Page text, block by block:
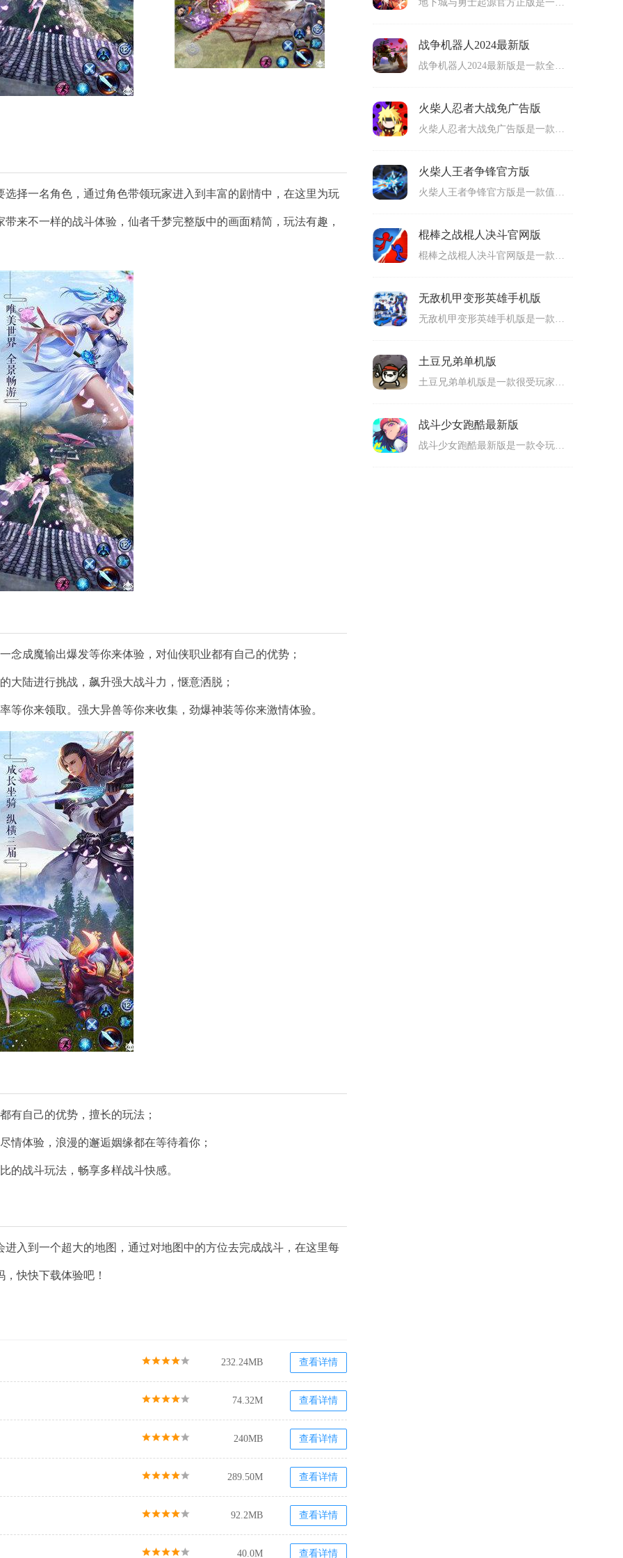
择一名角色，通过角色带领玩家进入到丰富的剧情中，在这里为玩
来不一样的战斗体验，仙者千梦完整版中的画面精简，玩法有趣，
念成魔输出爆发等你来体验，对仙侠职业都有自己的优势；
大陆进行挑战，飙升强大战斗力，惬意洒脱；
等你来领取。强大异兽等你来收集，劲爆神装等你来激情体验。
有自己的优势，擅长的玩法；
情体验，浪漫的邂逅姻缘都在等待着你；
的战斗玩法，畅享多样战斗快感。
入到一个超大的地图，通过对地图中的方位去完成战斗，在这里每
快快下载体验吧！
232.24MB 查看详情
74.32M 查看详情
240MB 查看详情
289.50M 查看详情
92.2MB 查看详情
40.0M 查看详情
地下城与勇士起源官方正版是一款非常好玩的2D动作格斗类手机游戏。地下城与勇士起源安卓版玩法丰富，玩家们将再次回到这个熟悉的阿拉德大陆，进入一个拥有满满挑战和惊喜的奇幻世界，在这里挑战各种强大的敌人，探索地下城未知任务。而且，游戏中还支持玩家们与其他小伙伴进行组队，灵活运用各种道具来获取对战胜利哦！可玩性非常高，感兴趣的玩家们，那就快来下载试玩吧！
战争机器人2024最新版
战争机器人2024最新版是一款全新的手机机甲战斗类游戏。战争机器人2024官方版采用高品质画面效果，充满科幻元素的主题，搭配上超级震撼的音乐效果，给玩家们带来满满的沉浸式体验哦。而且，游戏的玩法也很新颖，游戏融入了战斗、射击、赛车等多种趣味元素，给玩家们感受超浓的战斗气氛，身临其境感受最为真实的对战乐趣哦！还等什么呢？快来下载试玩吧！
火柴人忍者大战免广告版
火柴人忍者大战免广告版是一款很受游戏玩家们喜爱的手机动作格斗类型游戏，这款火柴人忍者大战无敌版游戏画面设计精美，丰富的挑战玩法内容，吸引了无数玩家前来挑战。游戏里，玩家们将化身可爱的火柴人角色，你需要利用各种武器，灵活运用自身技能来与敌人们进行战斗。而且，游戏中还有超多有意思的挑战关卡哦，整体很考验玩家们的操作性，感兴趣的玩家们，那就快来下载体验吧！
火柴人王者争锋官方版
火柴人王者争锋官方版是一款值得玩家们上手体验的手机动作对战类游戏。火柴人王者争锋安卓版拥有精美的游戏画面，丰富的玩法内容。在这款游戏中，玩家们可以自由选择喜欢的火柴人角色，灵活运用各种战术策略，来将游戏里的敌人快速击败。而且，游戏里还有很多有意思的关卡挑战，很考验玩家们的作战技巧哦，感兴趣的朋友们，不妨也来本站免费下载体验呀！
棍棒之战棍人决斗官网版
棍棒之战棍人决斗官网版是一款令玩家们兴奋的手机动作冒险类游戏，棍棒之战棍人决斗最新版玩法刺激有趣，在这款游戏里，玩家们将利用各种厉害武器，使用各种角色技能，来和对手们展开较量，快速将对手们一一打败。而且，游戏里还有超多有意思的挑战模式，玩家们可以自由选择来进行体验。还等什么呢？快来本站免费下载游戏，尝试一下吧！
无敌机甲变形英雄手机版
无敌机甲变形英雄手机版是一款很值得玩家们上手体验的手机机甲冒险类游戏，这款无敌机甲变形英雄最新版拥有出色的游戏画面，丰富的游戏场景，游戏里玩家们将化身机甲英雄，你将驾驶着各种厉害机甲来完成关卡里的挑战任务。而且，不同机甲的能力以及技能也是不一样的，玩家们也需要不断提升它们的实力哦。整体耐玩性很高的，喜欢的玩家们，那就快来下载体验呀！
土豆兄弟单机版
土豆兄弟单机版是一款很受玩家们喜爱的手机动作对战类游戏。土豆兄弟正版玩法十分有趣哦，它巧妙将动作、射击、冒险等多种趣味元素相结合，给玩家们不一样游戏玩法。而且，游戏中还为玩家们提供了多样化的战斗模式，丰富的游戏武器，让玩家们在这里感受刺激又好玩的冒险对战乐趣哦！感兴趣的玩家们，欢迎大家前来本站免费下载这款游戏试一试！
战斗少女跑酷最新版
战斗少女跑酷最新版是一款令玩家们兴奋的手机动作跑酷类游戏。战斗少女跑酷正版充满着快节奏的游戏氛围感，游戏画面设计十分出色，玩法内容也刺激有趣哦！在这款游戏里，玩家们需要灵活操控着主角战斗少女，通过跳跃、滑行等操作，来避开关卡里出现的各种障碍，还要避开敌人们的追击与攻击，可玩性还是非常高的。感兴趣的玩家们，欢迎你们前来下载体验哦！